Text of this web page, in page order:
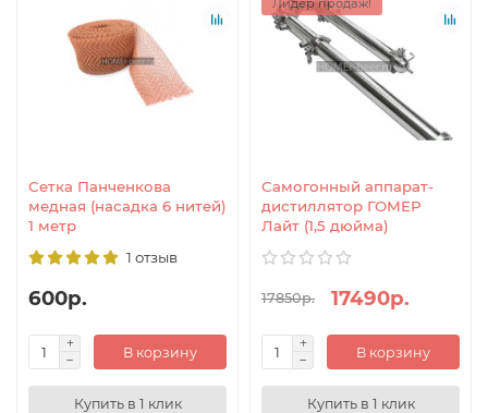
Сетка Панченкова
медная (насадка 6 нитей)
1 метр
1 отзыв
600р.
В корзину
Купить в 1 клик
Лидер продаж!
Самогонный аппарат-
дистиллятор ГОМЕР
Лайт (1,5 дюйма)
17850р. 17490р.
В корзину
Купить в 1 клик